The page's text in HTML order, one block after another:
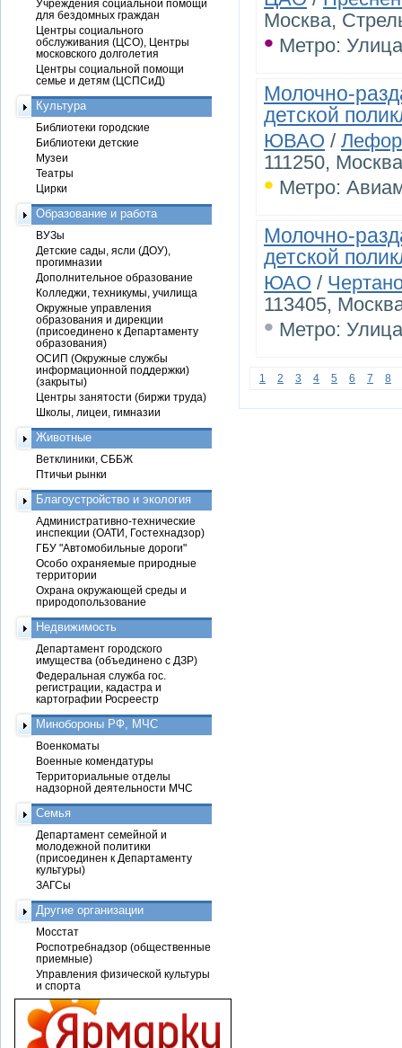
Москва,
• Метро:
Молочно-
детской
ЮВАО /
111250,
• Метро:
Молочно-
детской
ЮАО /
113405,
• Метро:
1 2 3 4 5 6 7 8
Учреждения социальной помощи
для бездомных граждан
Центры социального
обслуживания (ЦСО), Центры
московского долголетия
Центры социальной помощи
семье и детям (ЦСПСиД)
Культура
Библиотеки городские
Библиотеки детские
Музеи
Театры
Цирки
Образование и работа
ВУЗы
Детские сады, ясли (ДОУ),
прогимназии
Дополнительное образование
Колледжи, техникумы, училища
Окружные управления
образования и дирекции
(присоединено к Департаменту
образования)
ОСИП (Окружные службы
информационной поддержки)
(закрыты)
Центры занятости (биржи труда)
Школы, лицеи, гимназии
Животные
Ветклиники, СББЖ
Птичьи рынки
Благоустройство и экология
Административно-технические
инспекции (ОАТИ, Гостехнадзор)
ГБУ "Автомобильные дороги"
Особо охраняемые природные
территории
Охрана окружающей среды и
природопользование
Недвижимость
Департамент городского
имущества (объединено с ДЗР)
Федеральная служба гос.
регистрации, кадастра и
картографии Росреестр
Минобороны РФ, МЧС
Военкоматы
Военные комендатуры
Территориальные отделы
надзорной деятельности МЧС
Семья
Департамент семейной и
молодежной политики
(присоединен к Департаменту
культуры)
ЗАГСы
Другие организации
Мосстат
Роспотребнадзор (общественные
приемные)
Управления физической культуры
и спорта